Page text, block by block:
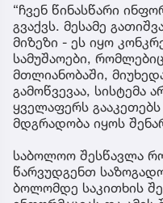
“ჩვენ წინასწარი
გვაქვს. მესამე
მიზეზი - ეს იყო
სამუშაოები,
მთლიანობაში,
გამოწვევაა, სისტემა
ყველაფერს
მდგრადობა იყოს
საბოლოო შესწავლა
წარვუდგენთ
ბოლომდე საკითხის